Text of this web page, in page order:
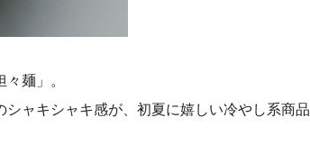
麺」。
ャキシャキ感が、初夏に嬉しい冷やし系商品